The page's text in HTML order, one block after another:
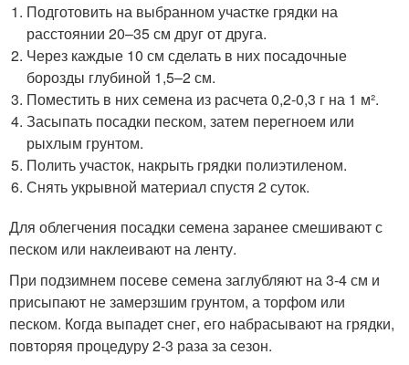
Подготовить на выбранном участке грядки на
расстоянии 20–35 см друг от друга.
Через каждые 10 см сделать в них посадочные
борозды глубиной 1,5–2 см.
Поместить в них семена из расчета 0,2-0,3 г на 1 м².
Засыпать посадки песком, затем перегноем или
рыхлым грунтом.
Полить участок, накрыть грядки полиэтиленом.
Снять укрывной материал спустя 2 суток.
Для облегчения посадки семена заранее смешивают с
песком или наклеивают на ленту.
При подзимнем посеве семена заглубляют на 3-4 см и
присыпают не замерзшим грунтом, а торфом или
песком. Когда выпадет снег, его набрасывают на грядки,
повторяя процедуру 2-3 раза за сезон.